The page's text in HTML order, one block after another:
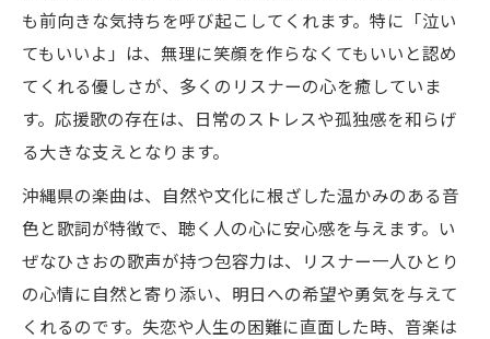
も前向きな気持ちを呼び起こしてくれます。特に「泣い
てもいいよ」は、無理に笑顔を作らなくてもいいと認め
てくれる優しさが、多くのリスナーの心を癒していま
す。応援歌の存在は、日常のストレスや孤独感を和らげ
る大きな支えとなります。
沖縄県の楽曲は、自然や文化に根ざした温かみのある音
色と歌詞が特徴で、聴く人の心に安心感を与えます。い
ぜなひさおの歌声が持つ包容力は、リスナー一人ひとり
の心情に自然と寄り添い、明日への希望や勇気を与えて
くれるのです。失恋や人生の困難に直面した時、音楽は